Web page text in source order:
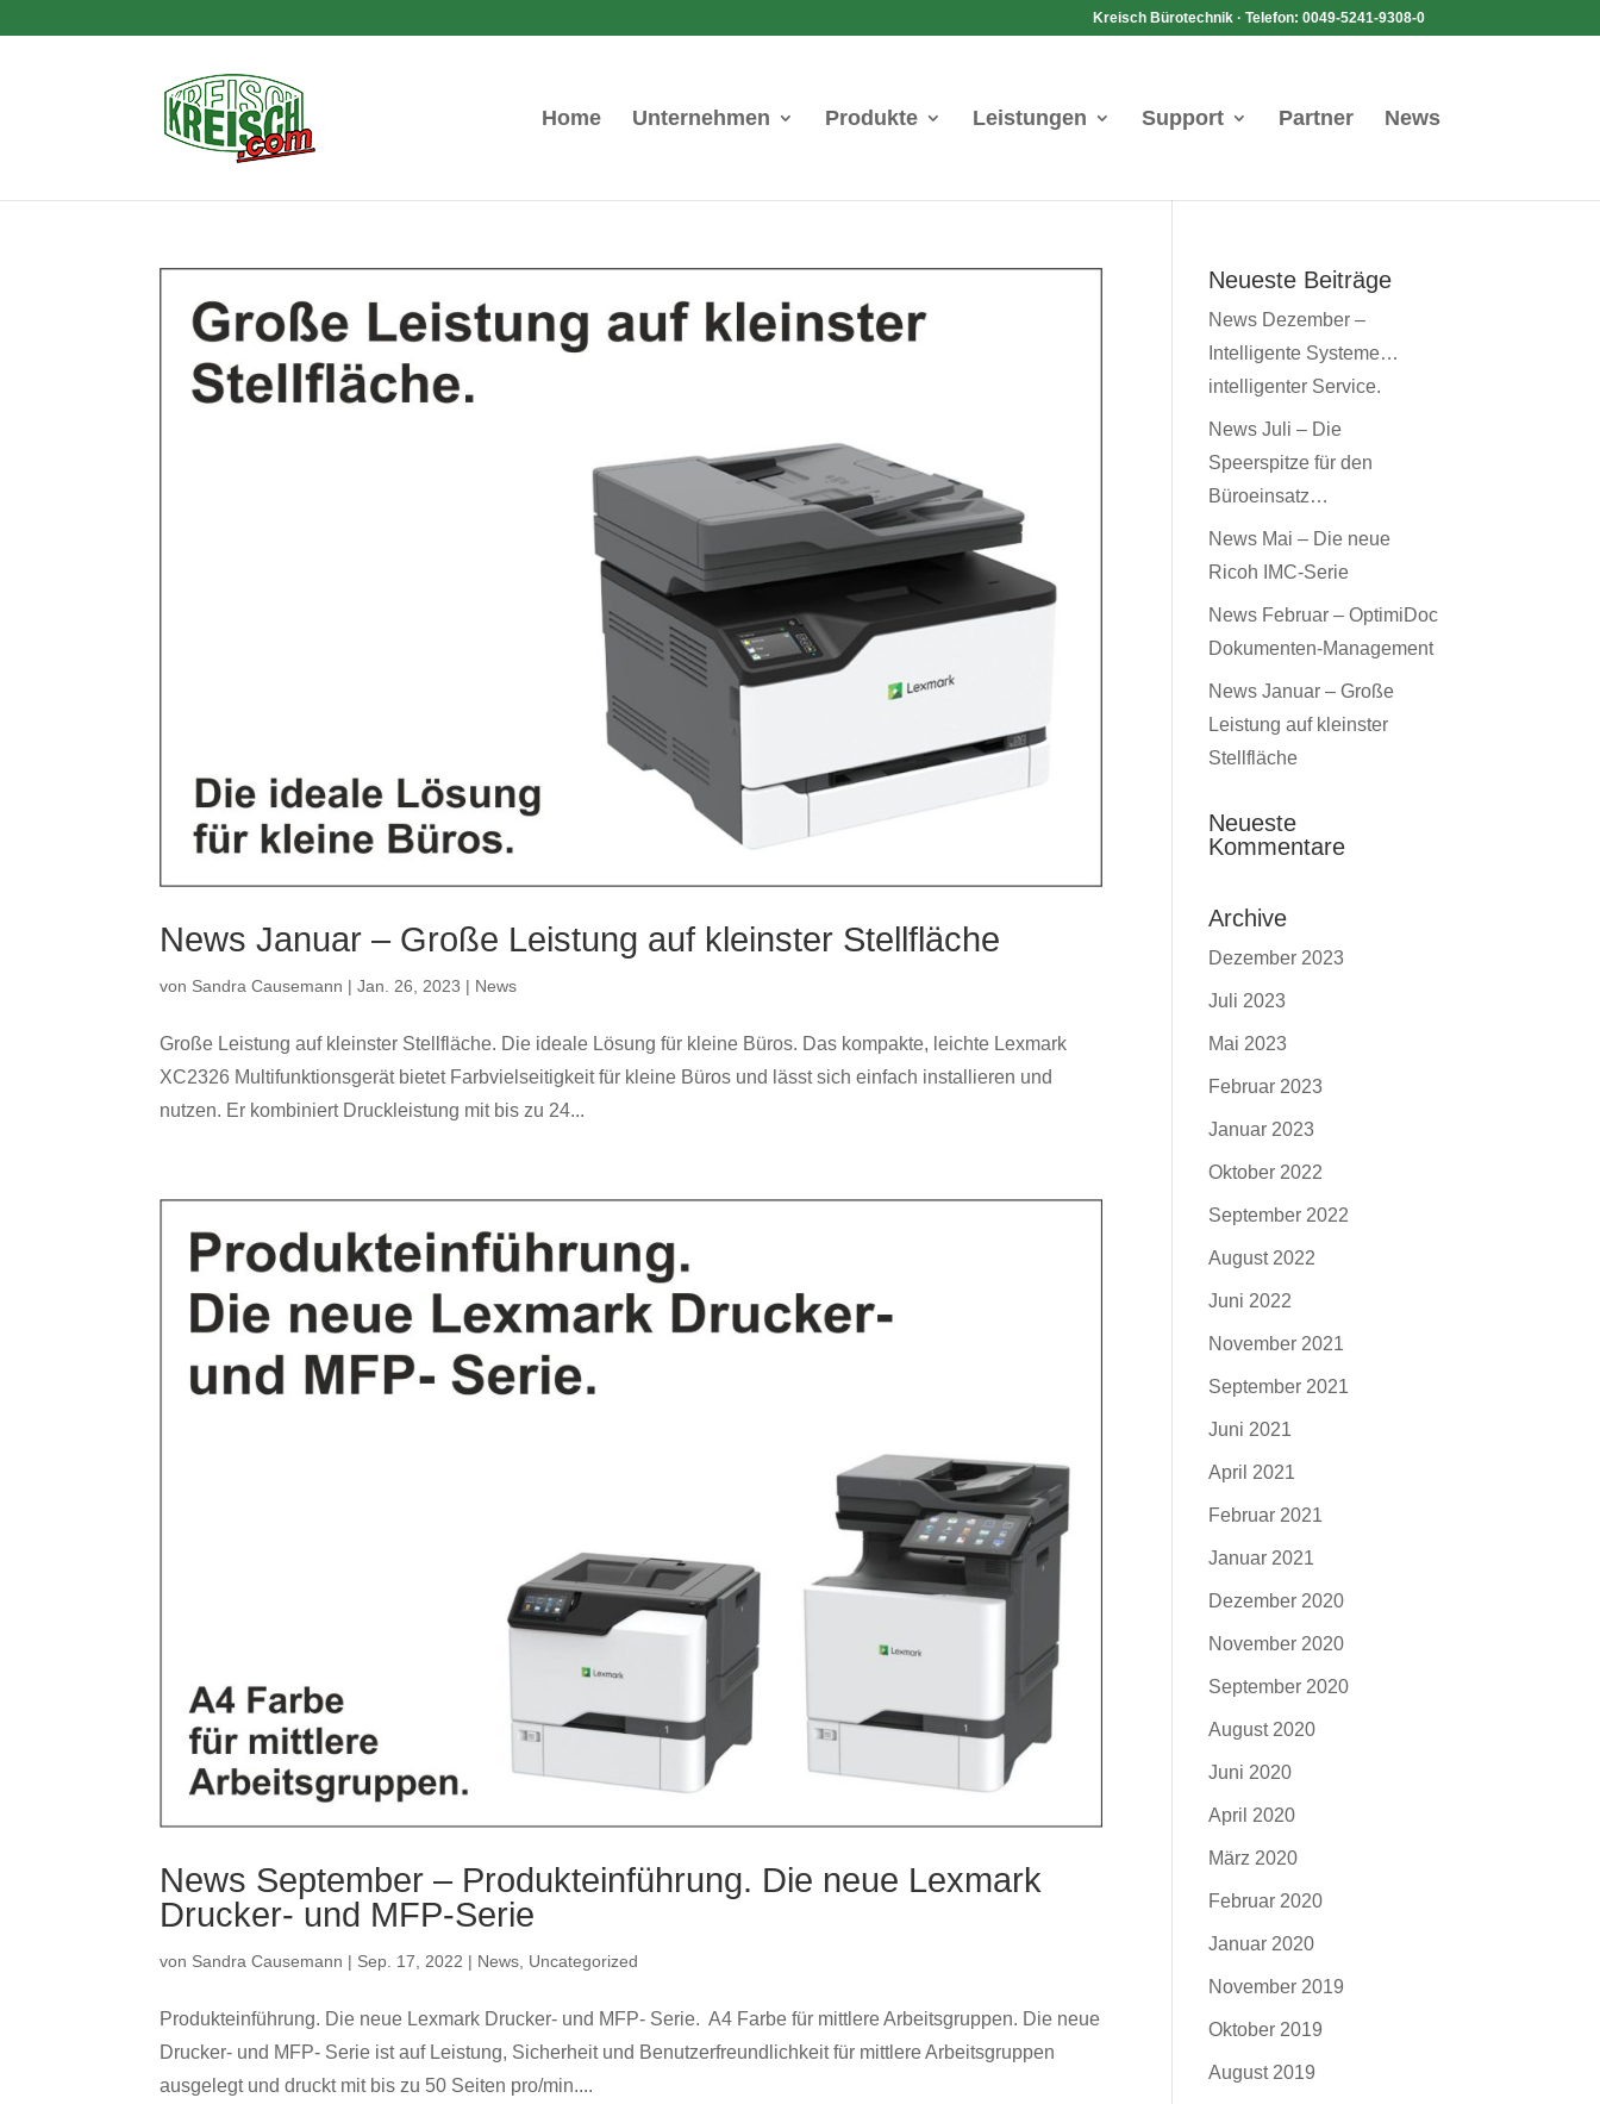
Kreisch Bürotechnik · Telefon: 0049-5241-9308-0
Home Unternehmen Produkte Leistungen Support Partner News
News Januar – Große Leistung auf kleinster Stellfläche
von Sandra Causemann |Jan. 26, 2023 | News
Große Leistung auf kleinster Stellfläche. Die ideale Lösung für kleine Büros. Das kompakte, leichte Lexmark
XC2326 Multifunktionsgerät bietet Farbvielseitigkeit für kleine Büros und lässt sich einfach installieren und
nutzen. Er kombiniert Druckleistung mit bis zu 24...
News September – Produkteinführung. Die neue Lexmark
Drucker- und MFP-Serie
von Sandra Causemann | Sep. 17, 2022 | News, Uncategorized
Produkteinführung. Die neue Lexmark Drucker- und MFP- Serie. A4 Farbe für mittlere Arbeitsgruppen. Die neue
Drucker- und MFP- Serie ist auf Leistung, Sicherheit und Benutzerfreundlichkeit für mittlere Arbeitsgruppen
ausgelegt und druckt mit bis zu 50 Seiten pro/min....
Neueste Beiträge
News Dezember –
Intelligente Systeme…
intelligenter Service.
News Juli – Die
Speerspitze für den
Büroeinsatz…
News Mai – Die neue
Ricoh IMC-Serie
News Februar – OptimiDoc
Dokumenten-Management
News Januar – Große
Leistung auf kleinster
Stellfläche
Neueste
Kommentare
Archive
Dezember 2023
Juli 2023
Mai 2023
Februar 2023
Januar 2023
Oktober 2022
September 2022
August 2022
Juni 2022
November 2021
September 2021
Juni 2021
April 2021
Februar 2021
Januar 2021
Dezember 2020
November 2020
September 2020
August 2020
Juni 2020
April 2020
März 2020
Februar 2020
Januar 2020
November 2019
Oktober 2019
August 2019